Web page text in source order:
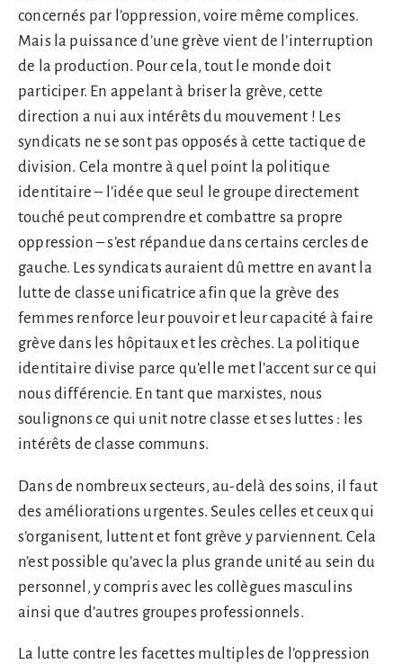
concernés par l’oppression, voire même complices.
Mais la puissance d’une grève vient de l’interruption
de la production. Pour cela, tout le monde doit
participer. En appelant à briser la grève, cette
direction a nui aux intérêts du mouvement ! Les
syndicats ne se sont pas opposés à cette tactique de
division. Cela montre à quel point la politique
identitaire – l’idée que seul le groupe directement
touché peut comprendre et combattre sa propre
oppression – s’est répandue dans certains cercles de
gauche. Les syndicats auraient dû mettre en avant la
lutte de classe unificatrice afin que la grève des
femmes renforce leur pouvoir et leur capacité à faire
grève dans les hôpitaux et les crèches. La politique
identitaire divise parce qu’elle met l’accent sur ce qui
nous différencie. En tant que marxistes, nous
soulignons ce qui unit notre classe et ses luttes : les
intérêts de classe communs.
Dans de nombreux secteurs, au-delà des soins, il faut
des améliorations urgentes. Seules celles et ceux qui
s’organisent, luttent et font grève y parviennent. Cela
n’est possible qu’avec la plus grande unité au sein du
personnel, y compris avec les collègues masculins
ainsi que d’autres groupes professionnels.
La lutte contre les facettes multiples de l’oppression